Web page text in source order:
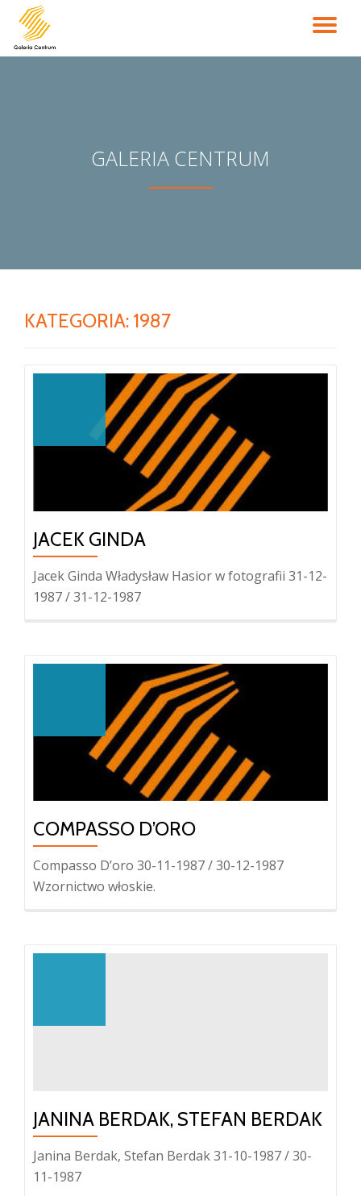
Przejdź
do
GALERIA CENTRUM
KATEGORIA: 1987
JACEK GINDA
Jacek Ginda Władysław Hasior w fotografii 31-12-
1987 / 31-12-1987
COMPASSO D’ORO
Compasso D’oro 30-11-1987 / 30-12-1987
Wzornictwo włoskie.
JANINA BERDAK, STEFAN BERDAK
Janina Berdak, Stefan Berdak 31-10-1987 / 30-
11-1987